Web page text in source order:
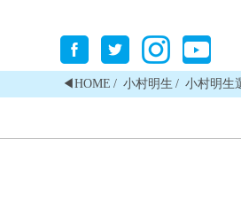
◀︎HOME 小村明生 小村明生